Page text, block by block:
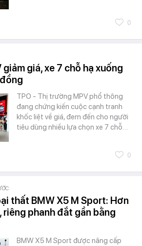
0
giảm giá, xe 7 chỗ hạ xuống
TPO - Thị trường MPV phổ thông
đang chứng kiến cuộc cạnh tranh
khốc liệt về giá, đem đến cho người
tiêu dùng nhiều lựa chọn xe 7 chỗ…
0
thất BMW X5 M Sport: Hơn
phanh đắt gần bằng
BMW X5 M Sport được nâng cấp